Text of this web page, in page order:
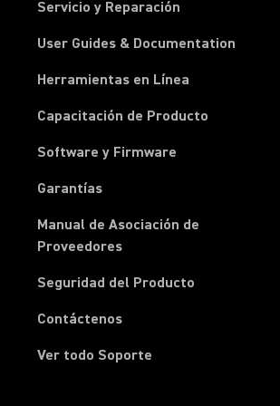
Servicio y Reparación
User Guides & Documentation
Herramientas en Línea
Capacitación de Producto
Software y Firmware
Garantías
Manual de Asociación de
Proveedores(Opens in a new tab)
Seguridad del Producto
Contáctenos(Opens in a new tab)
Ver todo Soporte